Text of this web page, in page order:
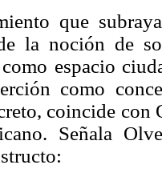
que
la noción de
espacio
como
coincide con
Señala